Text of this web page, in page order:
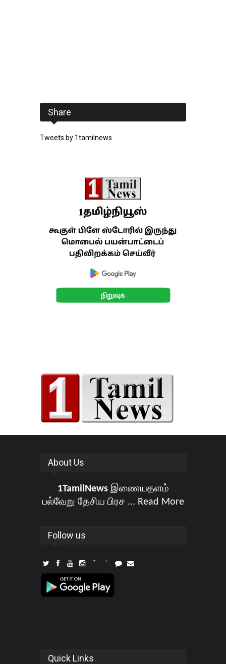
Share
Tweets by 1tamilnews
About Us
1TamilNewsஇணையதளம்
பல்வேறு தேசிய பிரச ... Read More
Follow us
Quick Links